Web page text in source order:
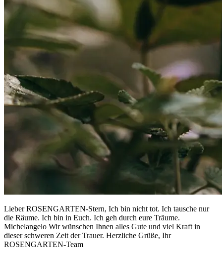
Lieber ROSENGARTEN-Stern, Ich bin nicht tot. Ich tausche nur
die Räume. Ich bin in Euch. Ich geh durch eure Träume.
Michelangelo Wir wünschen Ihnen alles Gute und viel Kraft in
dieser schweren Zeit der Trauer. Herzliche Grüße, Ihr
ROSENGARTEN-Team